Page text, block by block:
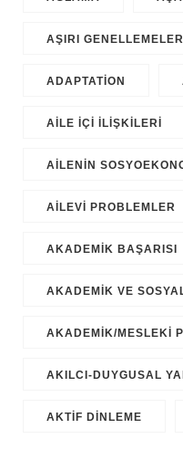
AŞIRI GENELLEMELER
ADAPTATION
AILE IÇI ILIŞKILERI
AILENIN
AILEVI PROBLEMLER
AKADEMIK BAŞARISI
AKADEMIK VE
AKADEMIK/MESLEKI
AKILCI-DUYGUSAL
AKTIF DINLEME